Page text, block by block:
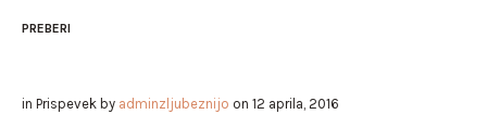
PREBERI
in Prispevek by adminzljubeznijo on 12 aprila, 2016